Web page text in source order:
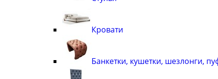
Кровати
Банкетки, кушетки, шезлонги,